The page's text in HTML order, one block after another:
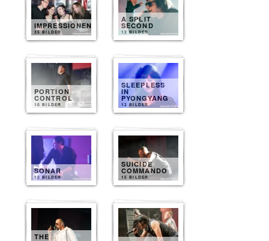
IMPRESSIONEN
35 BILDER
A SPLIT
SECOND
12 BILDER
PORTION
CONTROL
10 BILDER
SLEEPLESS
IN
PYONGYANG
12 BILDER
SONAR
10 BILDER
SUICIDE
COMMANDO
15 BILDER
THE